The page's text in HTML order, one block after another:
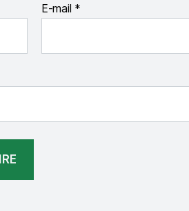
E-mail *